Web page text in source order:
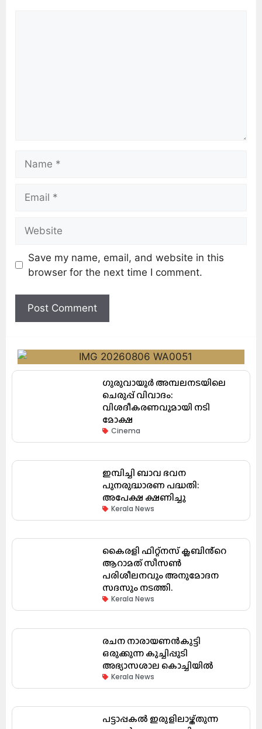
Save my name, email, and website in this
browser for the next time I comment.
ഗുരുവായൂർ അമ്പലനടയിലെ
ചെരുപ്പ് വിവാദം:
വിശദീകരണവുമായി നടി
മോക്ഷ
Cinema
ഇമ്പിച്ചി ബാവ ഭവന
പുനരുദ്ധാരണ പദ്ധതി:
അപേക്ഷ ക്ഷണിച്ചു
Kerala News
കൈരളി ഫിറ്റ്നസ് ക്ലബിൻ്റെ
ആറാമത് സീസൺ
പരിശീലനവും അനുമോദന
സദസും നടത്തി.
Kerala News
രചന നാരായണൻകുട്ടി
ഒരുക്കുന്ന കുച്ചിപ്പുടി
അഭ്യാസശാല കൊച്ചിയിൽ
Kerala News
പട്ടാപ്പകൽ ഇരുളിലാഴ്ത്തുന്ന